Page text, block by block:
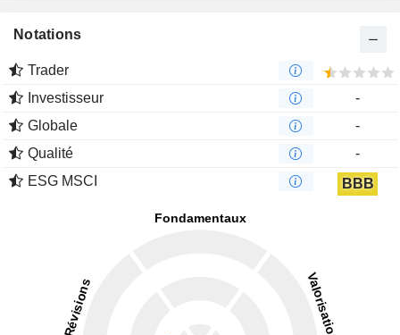
Notations
Trader
Investisseur
-
Globale
-
Qualité
-
ESG MSCI
BBB